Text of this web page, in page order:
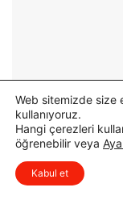
Web sitemizde size
kullanıyoruz.
Hangi çerezleri
öğrenebilir veya
Kabul et